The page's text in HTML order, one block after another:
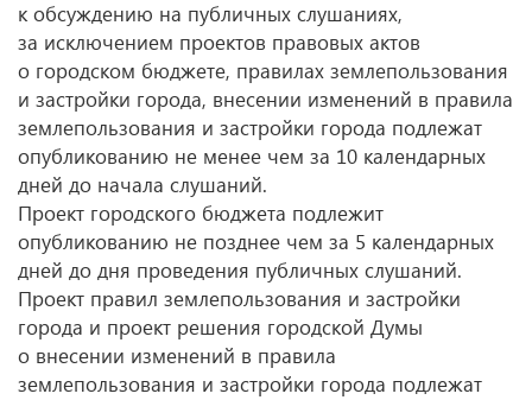
к обсуждению на публичных слушаниях,
за исключением проектов правовых актов
о городском бюджете, правилах землепользования
и застройки города, внесении изменений в правила
землепользования и застройки города подлежат
опубликованию не менее чем за 10 календарных
дней до начала слушаний.
Проект городского бюджета подлежит
опубликованию не позднее чем за 5 календарных
дней до дня проведения публичных слушаний.
Проект правил землепользования и застройки
города и проект решения городской Думы
о внесении изменений в правила
землепользования и застройки города подлежат